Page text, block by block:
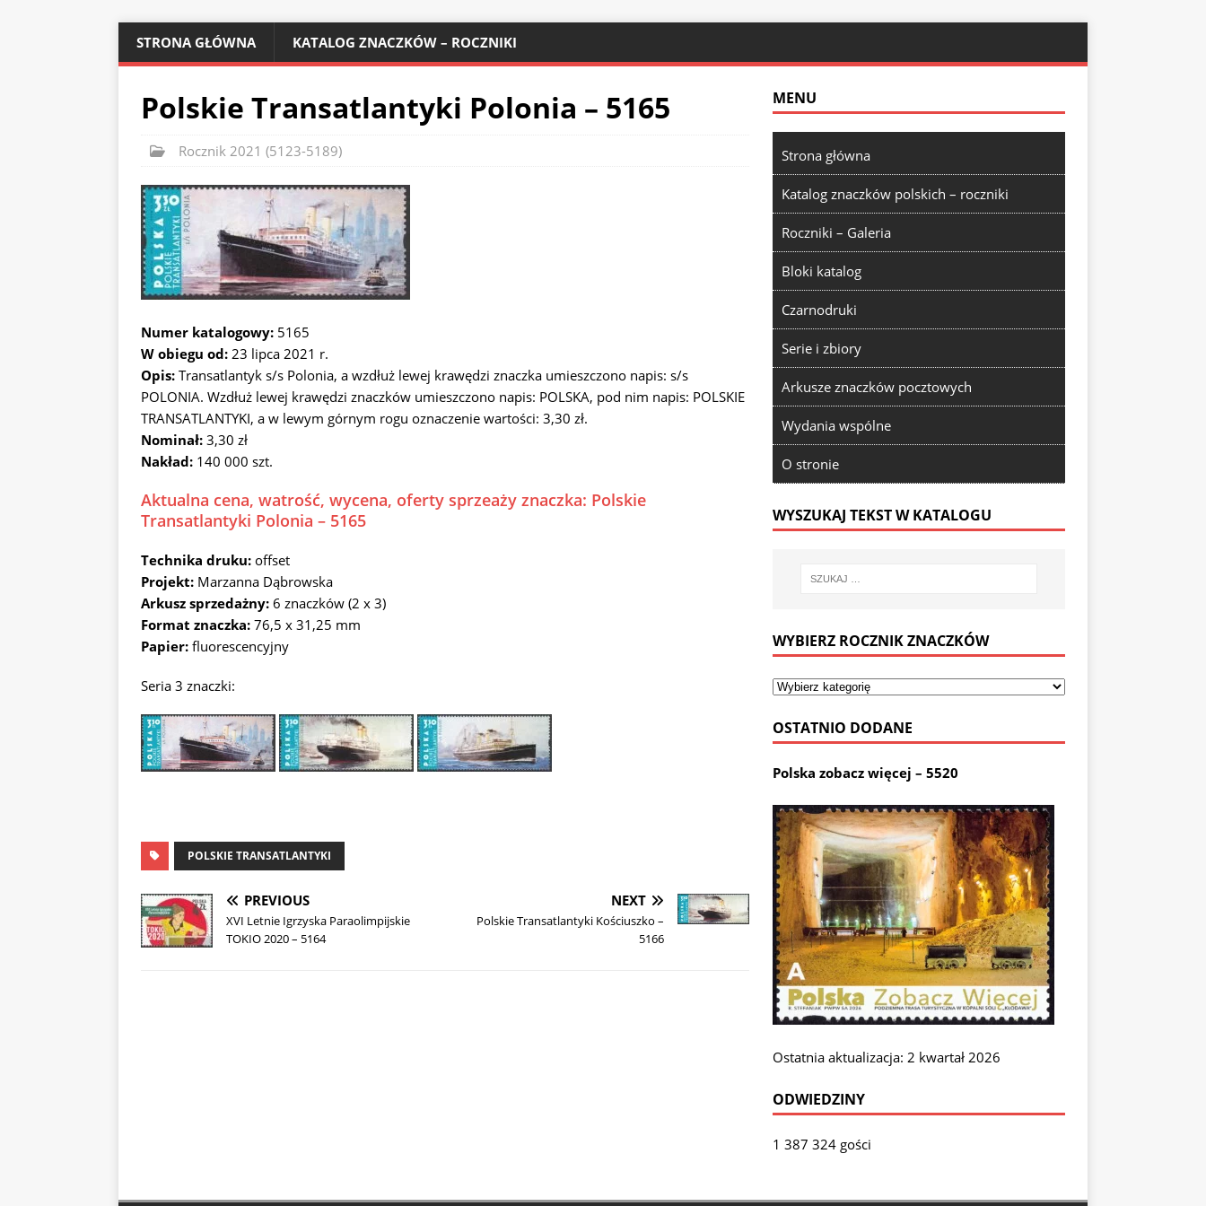
STRONA GŁÓWNA KATALOG ZNACZKÓW – ROCZNIKI
Polskie Transatlantyki Polonia – 5165
Rocznik 2021 (5123-5189)
Numer katalogowy: 5165
W obiegu od: 23 lipca 2021 r.
Opis: Transatlantyk s/s Polonia, a wzdłuż lewej krawędzi znaczka umieszczono napis: s/s
POLONIA. Wzdłuż lewej krawędzi znaczków umieszczono napis: POLSKA, pod nim napis: POLSKIE
TRANSATLANTYKI, a w lewym górnym rogu oznaczenie wartości: 3,30 zł.
Nominał: 3,30 zł
Nakład: 140 000 szt.
Aktualna cena, watrość, wycena, oferty sprzeaży znaczka: Polskie
Transatlantyki Polonia – 5165
Technika druku: offset
Projekt: Marzanna Dąbrowska
Arkusz sprzedażny: 6 znaczków (2 x 3)
Format znaczka: 76,5 x 31,25 mm
Papier: fluorescencyjny
Seria 3 znaczki:
POLSKIE TRANSATLANTYKI
PREVIOUS
XVI Letnie Igrzyska Paraolimpijskie
TOKIO 2020 – 5164
NEXT
Polskie Transatlantyki Kościuszko –
5166
MENU
Strona główna
Katalog znaczków polskich – roczniki
Roczniki – Galeria
Bloki katalog
Czarnodruki
Serie i zbiory
Arkusze znaczków pocztowych
Wydania wspólne
O stronie
WYSZUKAJ TEKST W KATALOGU
WYBIERZ ROCZNIK ZNACZKÓW
OSTATNIO DODANE
Polska zobacz więcej – 5520
Ostatnia aktualizacja: 2 kwartał 2026
ODWIEDZINY
1 387 324 gości